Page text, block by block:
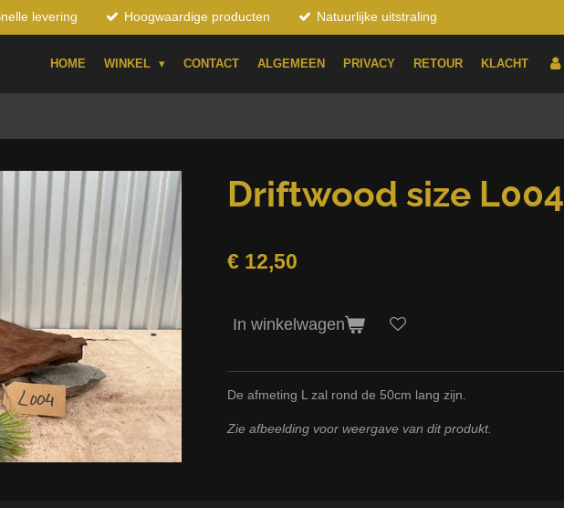
levering Hoogwaardige producten Natuurlijke uitstraling
HOME WINKEL CONTACT ALGEMEEN PRIVACY RETOUR KLACHT
Driftwood size L004
€ 12,50
In winkelwagen
De afmeting L zal rond de 50cm lang zijn.
Zie afbeelding voor weergave van dit produkt.